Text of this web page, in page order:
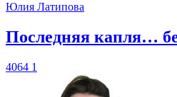
Юлия Латипова
​Последняя капля…
4064 1